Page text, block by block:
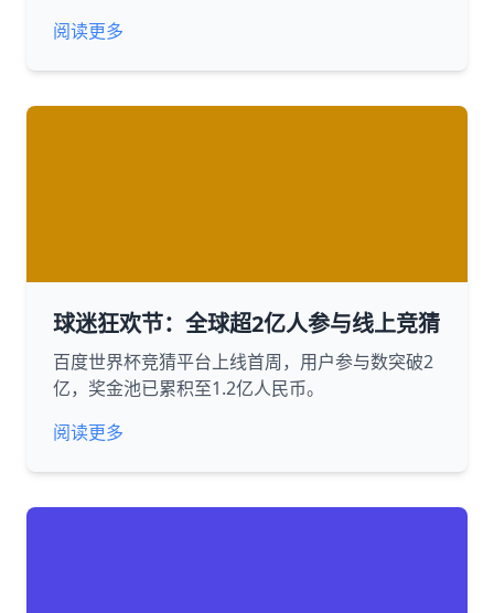
阅读更多
球迷狂欢节：全球超2亿人参与线上竞猜
百度世界杯竞猜平台上线首周，用户参与数突破2
亿，奖金池已累积至1.2亿人民币。
阅读更多